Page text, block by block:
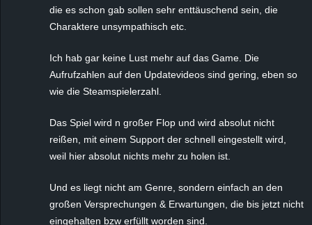
die es schon gab sollen sehr enttäuschend sein, die
Charaktere unsympathisch etc.
Ich hab gar keine Lust mehr auf das Game. Die
Aufrufzahlen auf den Updatevideos sind gering, eben so
wie die Steamspielerzahl.
Das Spiel wird n großer Flop und wird absolut nicht
reißen, mit einem Support der schnell eingestellt wird,
weil hier absolut nichts mehr zu holen ist.
Und es liegt nicht am Genre, sondern einfach an den
großen Versprechungen & Erwartungen, die bis jetzt nicht
eingehalten bzw erfüllt worden sind.